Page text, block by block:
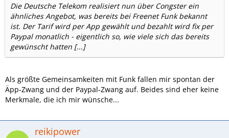
Die Deutsche Telekom realisiert nun über Congster ein
ähnliches Angebot, was bereits bei Freenet Funk bekannt
ist. Der Tarif wird per App gewählt und bezahlt wird fix per
Paypal monatlich - eigentlich so, wie viele sich das bereits
gewünscht hatten [...]
Als größte Gemeinsamkeiten mit Funk fallen mir spontan der
Äpp-Zwang und der Paypal-Zwang auf. Beides sind eher keine
Merkmale, die ich mir wünsche...
reikipower